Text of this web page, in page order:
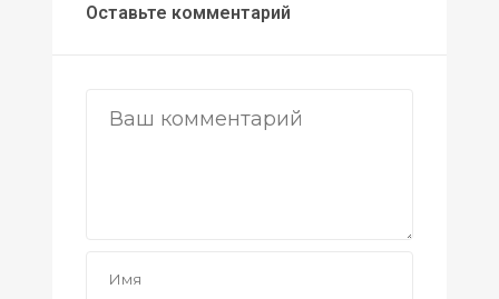
Оставьте комментарий